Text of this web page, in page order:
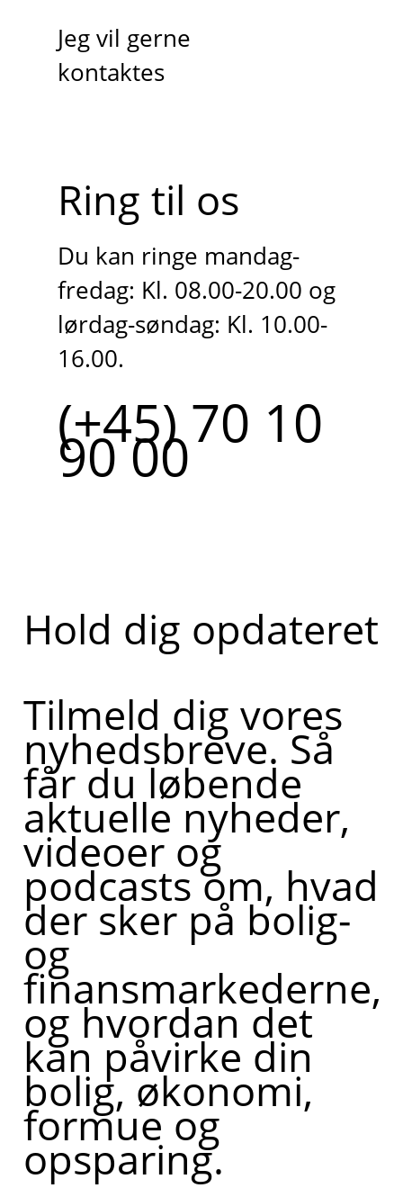
Jeg vil gerne
kontaktes
Ring til os
Du kan ringe mandag-
fredag: Kl. 08.00-20.00 og
lørdag-søndag: Kl. 10.00-
16.00.
(+45) 70 10
90 00
Hold dig opdateret
Tilmeld dig vores
nyhedsbreve. Så
får du løbende
aktuelle nyheder,
videoer og
podcasts om, hvad
der sker på bolig-
og
finansmarkederne,
og hvordan det
kan påvirke din
bolig, økonomi,
formue og
opsparing.